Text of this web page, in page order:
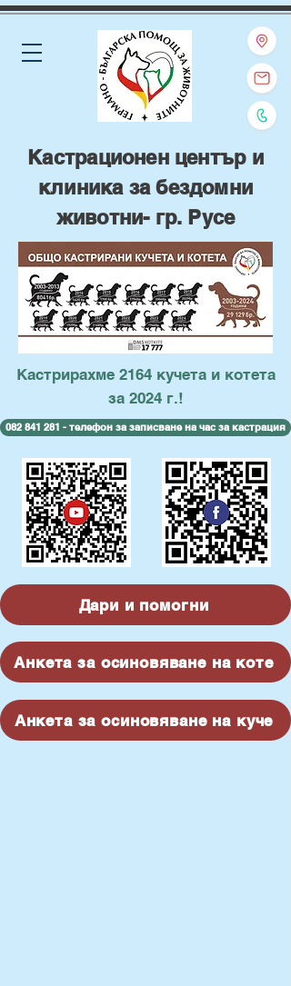
Кастрирахме 2164 кучета и котета
за 2024 г.!
082 841 281 - телефон за записване на час за кастрация
Кастрационен център и
клиника за бездомни
животни- гр. Русе
Дари и помогни
Анкета за осиновяване на коте
Анкета за осиновяване на куче